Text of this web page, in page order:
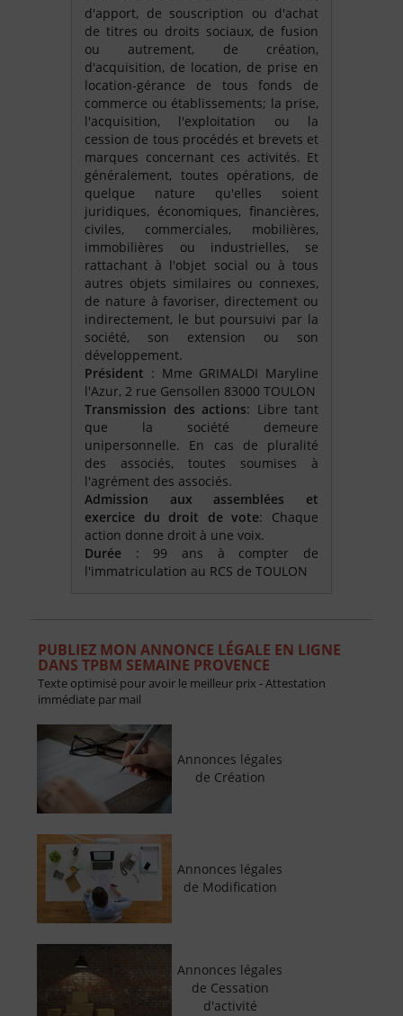
d'apport, de souscription ou d'achat
de titres ou droits sociaux, de fusion
ou autrement, de création,
d'acquisition, de location, de prise en
location-gérance de tous fonds de
commerce ou établissements; la prise,
l'acquisition, l'exploitation ou la
cession de tous procédés et brevets et
marques concernant ces activités. Et
généralement, toutes opérations, de
quelque nature qu'elles soient
juridiques, économiques, financières,
civiles, commerciales, mobilières,
immobilières ou industrielles, se
rattachant à l'objet social ou à tous
autres objets similaires ou connexes,
de nature à favoriser, directement ou
indirectement, le but poursuivi par la
société, son extension ou son
développement.
Président : Mme GRIMALDI Maryline
l'Azur, 2 rue Gensollen 83000 TOULON
Transmission des actions: Libre tant
que la société demeure
unipersonnelle. En cas de pluralité
des associés, toutes soumises à
l'agrément des associés.
Admission aux assemblées et
exercice du droit de vote: Chaque
action donne droit à une voix.
Durée : 99 ans à compter de
l'immatriculation au RCS de TOULON
PUBLIEZ MON ANNONCE LÉGALE EN LIGNE
DANS TPBM SEMAINE PROVENCE
Texte optimisé pour avoir le meilleur prix - Attestation
immédiate par mail
Annonces légales
de Création
Annonces légales
de Modification
Annonces légales
de Cessation
d'activité